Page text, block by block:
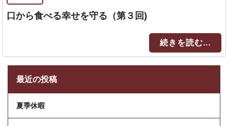
口から食べる幸せを守る（第３回)
続きを読む...
最近の投稿
夏季休暇